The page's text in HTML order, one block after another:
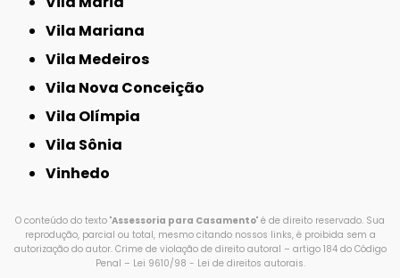
Vila Mariana
Vila Medeiros
Vila Nova Conceição
Vila Olímpia
Vila Sônia
Vinhedo
O conteúdo do texto "Assessoria para Casamento" é de direito reservado. Sua
reprodução, parcial ou total, mesmo citando nossos links, é proibida sem a
autorização do autor. Crime de violação de direito autoral – artigo 184 do Código
Penal – Lei 9610/98 - Lei de direitos autorais.